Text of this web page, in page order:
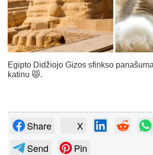
Egipto Didžiojo Gizos sfinkso
katinu 😾.
Share
X
Send
Pin